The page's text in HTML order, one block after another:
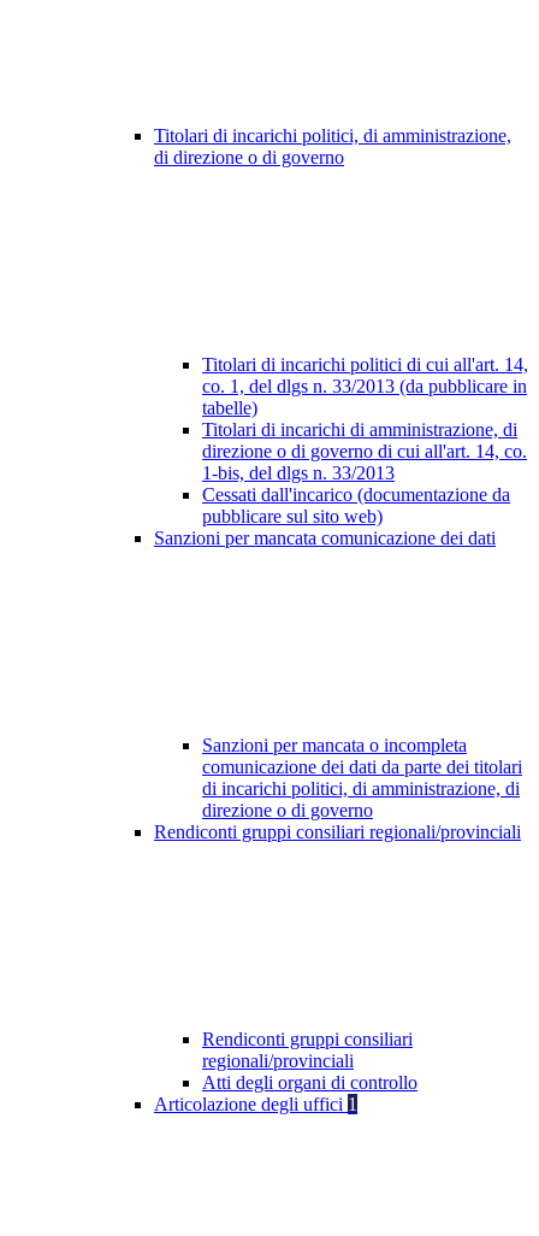
Titolari di incarichi politici, di amministrazione,
di direzione o di governo
Titolari di incarichi politici di cui all'art. 14,
co. 1, del dlgs n. 33/2013 (da pubblicare in
tabelle)
Titolari di incarichi di amministrazione, di
direzione o di governo di cui all'art. 14, co.
1-bis, del dlgs n. 33/2013
Cessati dall'incarico (documentazione da
pubblicare sul sito web)
Sanzioni per mancata comunicazione dei dati
Sanzioni per mancata o incompleta
comunicazione dei dati da parte dei titolari
di incarichi politici, di amministrazione, di
direzione o di governo
Rendiconti gruppi consiliari regionali/provinciali
Rendiconti gruppi consiliari
regionali/provinciali
Atti degli organi di controllo
Articolazione degli uffici 1